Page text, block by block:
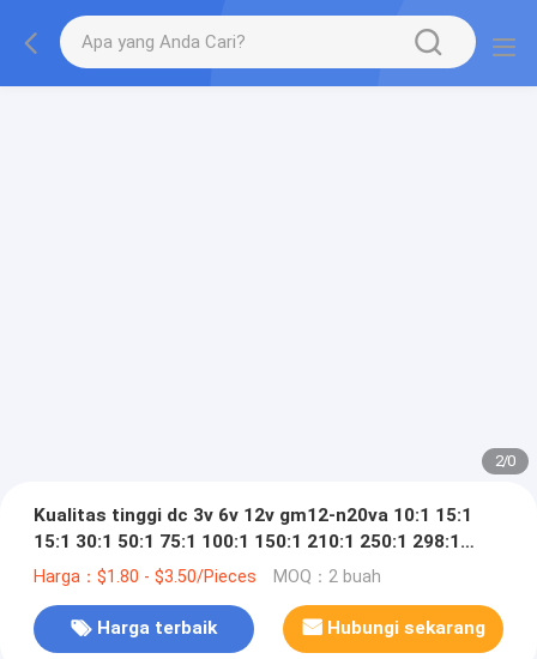
2/0
Kualitas tinggi dc 3v 6v 12v gm12-n20va 10:1 15:1
15:1 30:1 50:1 75:1 100:1 150:1 210:1 250:1 298:1
380:1 1000:1 micro metal gear motor
Harga：$1.80 - $3.50/Pieces MOQ：2 buah
Harga terbaik Hubungi sekarang